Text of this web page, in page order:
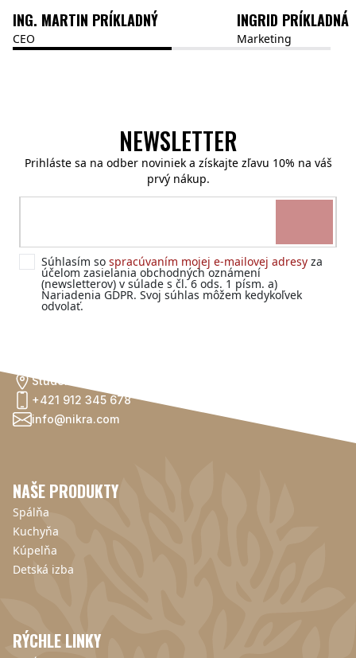
ING. MARTIN PRÍKLADNÝ
CEO
INGRID PRÍKLADNÁ
Marketing
NEWSLETTER
Prihláste sa na odber noviniek a získajte zľavu 10% na váš
prvý nákup.
Súhlasím so spracúvaním mojej e-mailovej adresy za
účelom zasielania obchodných oznámení
(newsletterov) v súlade s čl. 6 ods. 1 písm. a)
Nariadenia GDPR. Svoj súhlas môžem kedykoľvek
odvolať.
NAŠE PRODUKTY
Spálňa
Kuchyňa
Kúpelňa
Detská izba
RÝCHLE LINKY
Studentská 1
+421 912 345 678
info@nikra.com